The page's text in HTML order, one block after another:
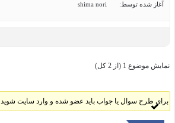
آغاز شده توسط: shima nori
نمایش موضوع 1 (از 2 کل)
برای طرح سوال یا جواب باید عضو شده و وارد سایت شوید